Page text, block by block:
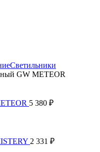
Светильники
GW METEOR
5 380 ₽
2 331 ₽